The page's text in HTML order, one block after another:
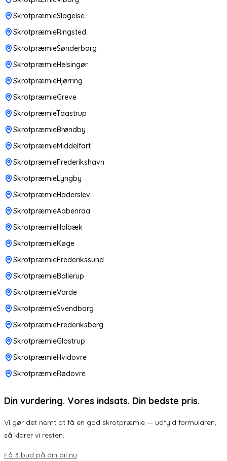
SkrotpræmieSlagelse
SkrotpræmieRingsted
SkrotpræmieSønderborg
SkrotpræmieHelsingør
SkrotpræmieHjørring
SkrotpræmieGreve
SkrotpræmieTaastrup
SkrotpræmieBrøndby
SkrotpræmieMiddelfart
SkrotpræmieFrederikshavn
SkrotpræmieLyngby
SkrotpræmieHaderslev
SkrotpræmieAabenraa
SkrotpræmieHolbæk
SkrotpræmieKøge
SkrotpræmieFrederikssund
SkrotpræmieBallerup
SkrotpræmieVarde
SkrotpræmieSvendborg
SkrotpræmieFrederiksberg
SkrotpræmieGlostrup
SkrotpræmieHvidovre
SkrotpræmieRødovre
Din vurdering. Vores indsats. Din bedste pris.
Vi gør det nemt at få en god skrotpræmie — udfyld formularen,
så klarer vi resten.
Få 3 bud på din bil nu